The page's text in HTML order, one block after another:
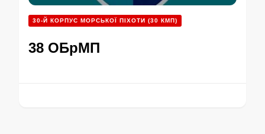
30-Й КОРПУС МОРСЬКОЇ ПІХОТИ (30 КМП)
38 ОБрМП